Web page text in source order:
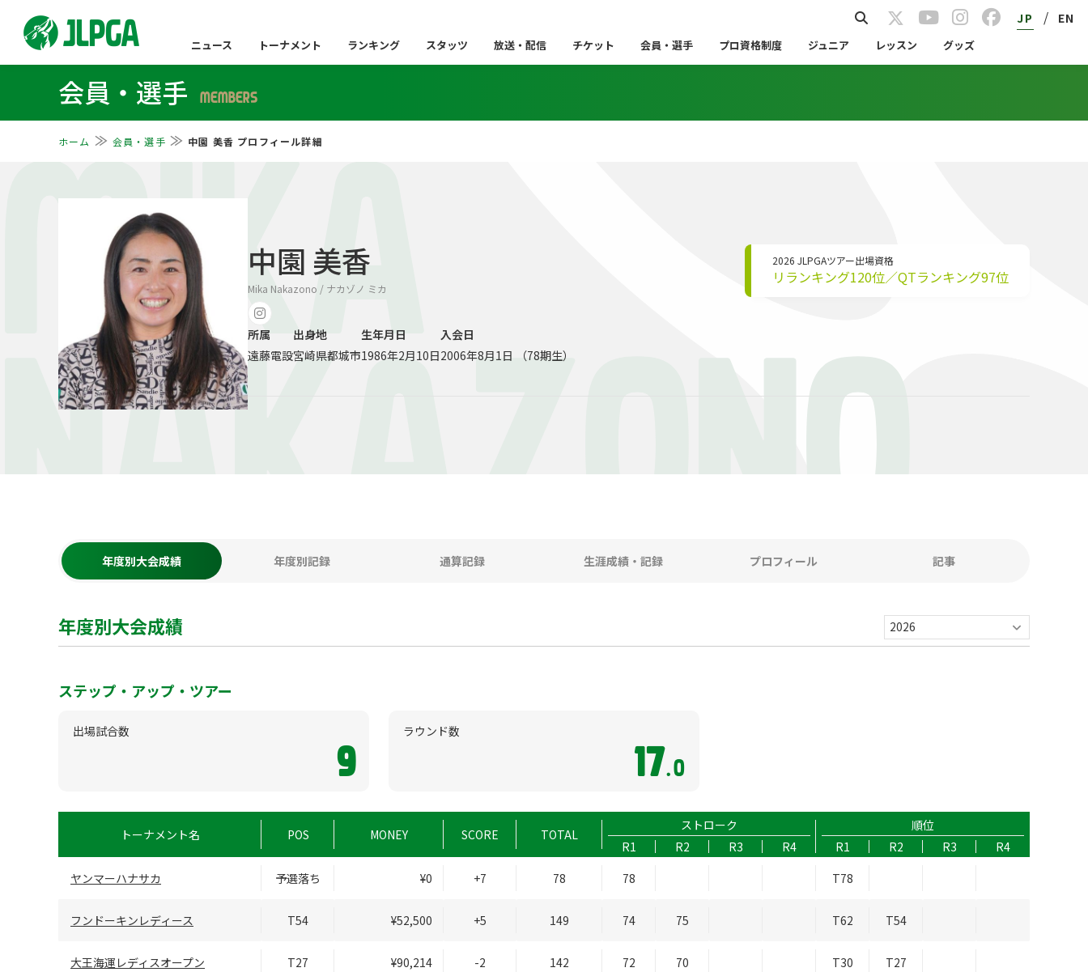
JP / EN
ニュース トーナメント ランキング スタッツ 放送・配信 チケット 会員・選手 プロ資格制度 ジュニア レッスン グッズ
会員・選手 MEMBERS
ホーム 会員・選手 中園 美香 プロフィール詳細
MIKA
NAKAZONO
中園 美香
Mika Nakazono / ナカゾノ ミカ
2026 JLPGAツアー出場資格
リランキング120位／QTランキング97位
所属
遠藤電設
出身地
宮崎県都城市
生年月日
1986年2月10日
入会日
2006年8月1日 （78期生）
年度別大会成績 年度別記録 通算記録 生涯成績・記録 プロフィール 記事
年度別大会成績
ステップ・アップ・ツアー
出場試合数
9
ラウンド数
17.0
トーナメント名 POS MONEY SCORE TOTAL
ストローク
順位
R1
R2 R3 R4 R1 R2 R3
R4
ヤンマーハナサカ
予選落ち ¥0 +7 78 78 T78
フンドーキンレディース T54 ¥52,500 +5 149 74 75 T62 T54
大王海運レディスオープン T27 ¥90,214 -2 142 72 70 T30 T27